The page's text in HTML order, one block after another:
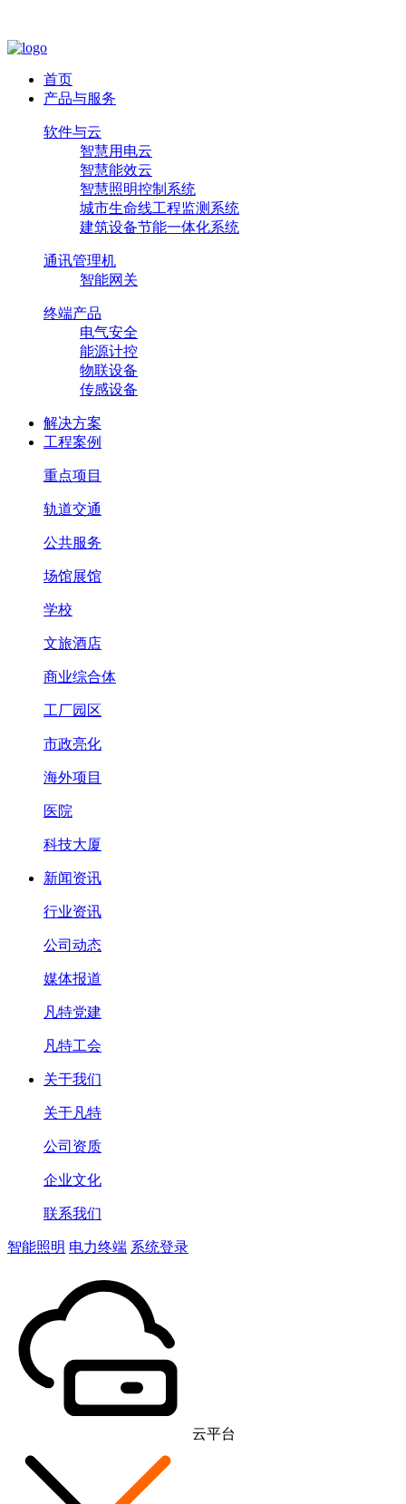
首页
产品与服务
软件与云
智慧用电云
智慧能效云
智慧照明控制系统
城市生命线工程监测系统
建筑设备节能一体化系统
通讯管理机
智能网关
终端产品
电气安全
能源计控
物联设备
传感设备
解决方案
工程案例
重点项目
轨道交通
公共服务
场馆展馆
学校
文旅酒店
商业综合体
工厂园区
市政亮化
海外项目
医院
科技大厦
新闻资讯
行业资讯
公司动态
媒体报道
凡特党建
凡特工会
关于我们
关于凡特
公司资质
企业文化
联系我们
智能照明 电力终端 系统登录
云平台